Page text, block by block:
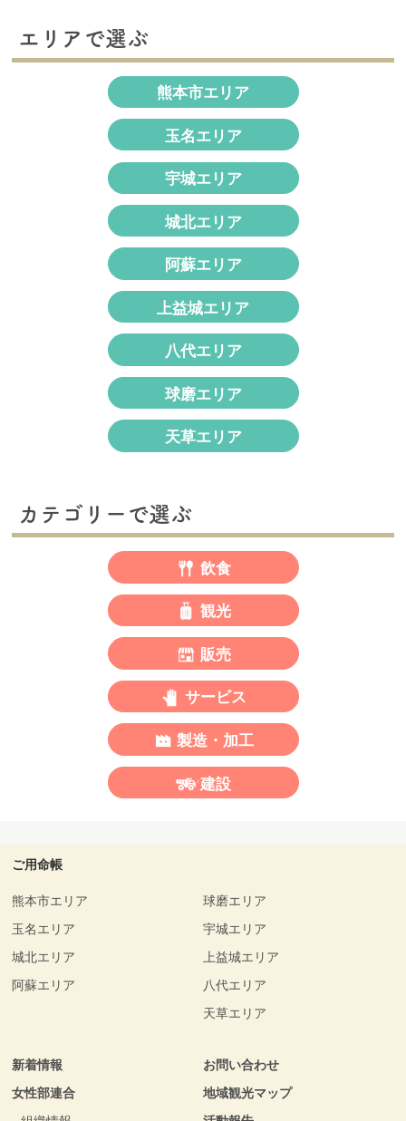
エリアで選ぶ
熊本市エリア
玉名エリア
宇城エリア
城北エリア
阿蘇エリア
上益城エリア
八代エリア
球磨エリア
天草エリア
カテゴリーで選ぶ
飲食
観光
販売
サービス
製造・加工
建設
ご用命帳
熊本市エリア
玉名エリア
城北エリア
阿蘇エリア
球磨エリア
宇城エリア
上益城エリア
八代エリア
天草エリア
新着情報
女性部連合
お問い合わせ
地域観光マップ